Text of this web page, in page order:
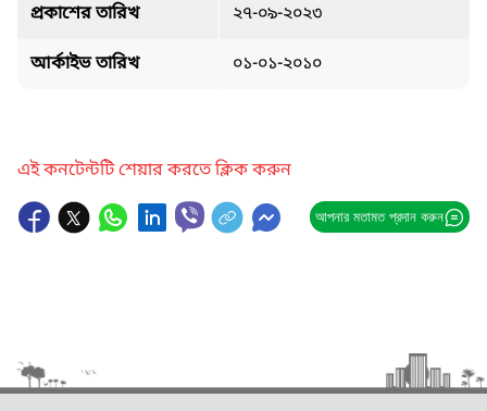
প্রকাশের তারিখ ২৭-০৯-২০২৩
আর্কাইভ তারিখ ০১-০১-২০১০
এই কনটেন্টটি শেয়ার করতে ক্লিক করুন
আপনার মতামত প্রদান করুন